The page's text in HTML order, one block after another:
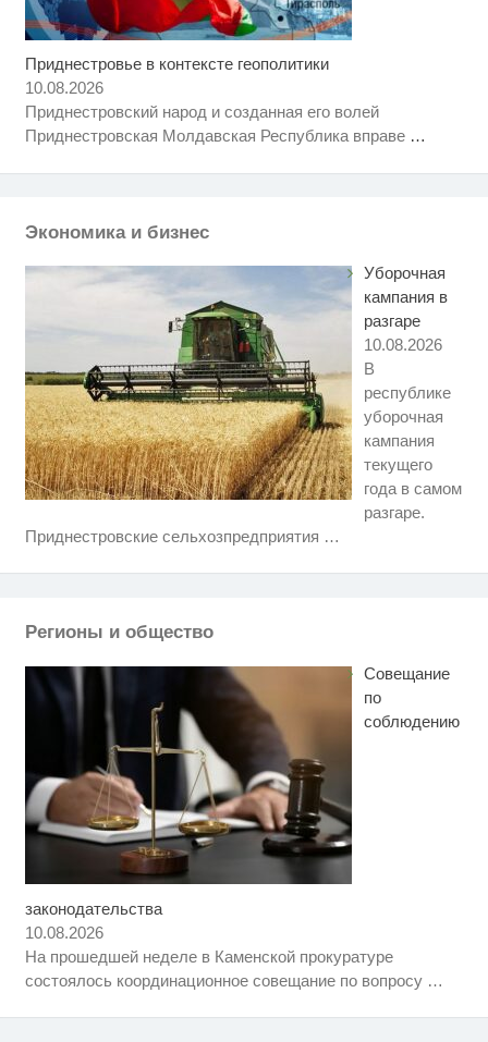
Приднестровье в контексте геополитики
10.08.2026
Приднестровский народ и созданная его волей
Приднестровская Молдавская Республика вправе …
Экономика и бизнес
Уборочная
кампания в
разгаре
10.08.2026
В
республике
уборочная
кампания
текущего
года в самом
разгаре.
Приднестровские сельхозпредприятия …
Регионы и общество
Совещание
по
соблюдению
законодательства
10.08.2026
На прошедшей неделе в Каменской прокуратуре
состоялось координационное совещание по вопросу …
не оставит равнодушным
смеяться долго
Ролик длится пару секунд, но
в магазин купленный телевизор